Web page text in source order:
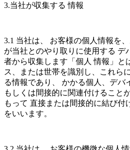
3.当社が収集する 情報
3.1 当社は、 お客様の個人情報を
が当社とのやり取りに使用する デ
者から収集します「個人 情報」と
ス、または世帯を識別し、これら
る情報であり、 かかる個人、デバ
もしくは間接的に関連付けること
もって 直接または間接的に結び付
をいいます。